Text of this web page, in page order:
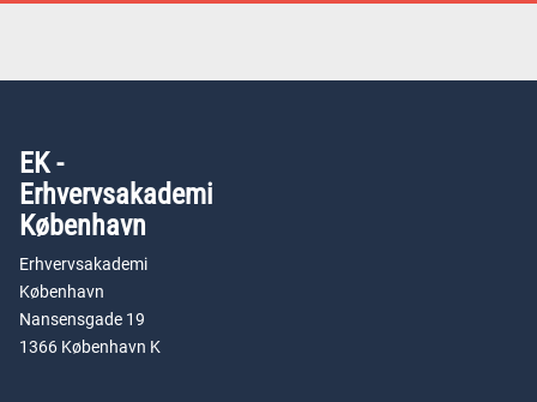
EK -
Erhvervsakademi
København
Erhvervsakademi
København
Nansensgade 19
1366 København K